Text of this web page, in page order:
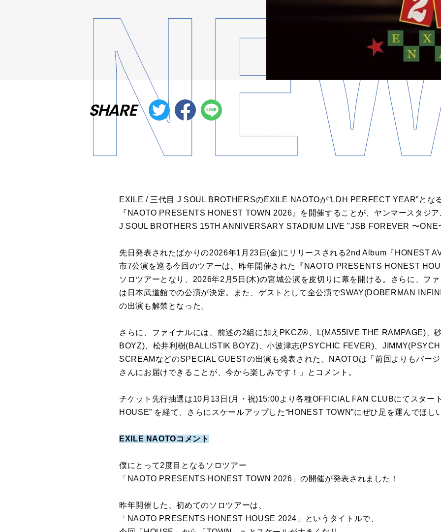
SHARE
EXILE / 三代目 J SOUL BROTHERSのEXILE NAOTOが“LDH PERFECT YEAR”とな
『NAOTO PRESENTS HONEST TOWN 2026』を開催することが、ヤンマースタジ
J SOUL BROTHERS 15TH ANNIVERSARY STADIUM LIVE "JSB FOREVER 〜ONE
先日発表されたばかりの2026年1月23日(金)にリリースされる2nd Album『HONEST
市7公演を巡る今回のツアーは、昨年開催された『NAOTO PRESENTS HONEST
ソロツアーとなり、2026年2月5日(木)の宮城公演を皮切りに幕を開ける。さらに、フ
は日本武道館での公演が決定。また、ゲストとして全公演でSWAY(DOBERMAN
の出演も解禁となった。
さらに、ファイナルには、前述の2組に加えPKCZ®、L(MA55IVE THE RAMPAGE)、
BOYZ)、松井利樹(BALLISTIK BOYZ)、小波津志(PSYCHIC FEVER)、
SCREAMなどのSPECIAL GUESTの出演も発表された。NAOTOは「前回よりもバー
さんにお届けできることが、今から楽しみです！」とコメント。
チケット先行抽選は10月13日(月・祝)15:00より各種OFFICIAL FAN CLUBにてスター
HOUSE” を経て、さらにスケールアップした“HONEST TOWN”にぜひ足を運んでほし
EXILE NAOTOコメント
僕にとって2度目となるソロツアー
「NAOTO PRESENTS HONEST TOWN 2026」の開催が発表されました！
昨年開催した、初めてのソロツアーは、
「NAOTO PRESENTS HONEST HOUSE 2024」というタイトルで、